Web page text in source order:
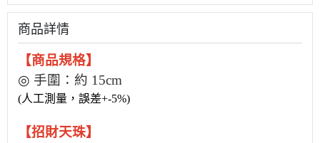
商品詳情
【商品規格】
◎ 手圍：約 15cm
(人工測量，誤差+-5%)
【招財天珠】